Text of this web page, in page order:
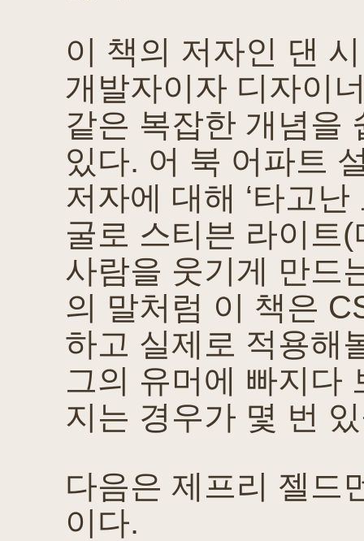
이 책의 저자인 댄
개발자이자 디자이
같은 복잡한 개념을
있다. 어 북 어파트
저자에 대해 ‘타고
굴로 스티븐 라이트
사람을 웃기게 만드
의 말처럼 이 책은
하고 실제로 적용해
그의 유머에 빠지다
지는 경우가 몇 번
다음은 제프리 젤드
이다.